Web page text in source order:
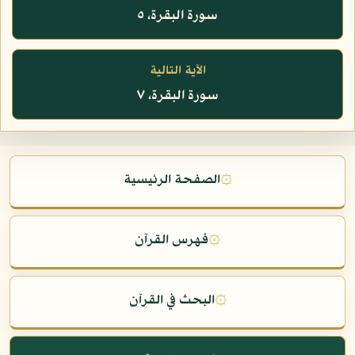
سورة البقرة، ٥
الآية التالية
سورة البقرة، ٧
۞الصفحة الرئيسية
۞فهرس القرآن
۞البحث في القرآن